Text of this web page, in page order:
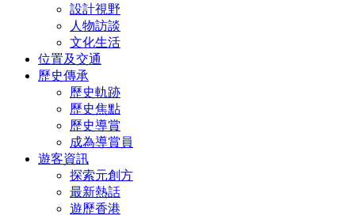
設計視野
人物訪談
文化生活
位置及交通
歷史傳承
歷史軌跡
歷史焦點
歷史導賞
成為導賞員
遊客資訊
探索元創方
最新熱話
遊歷香港